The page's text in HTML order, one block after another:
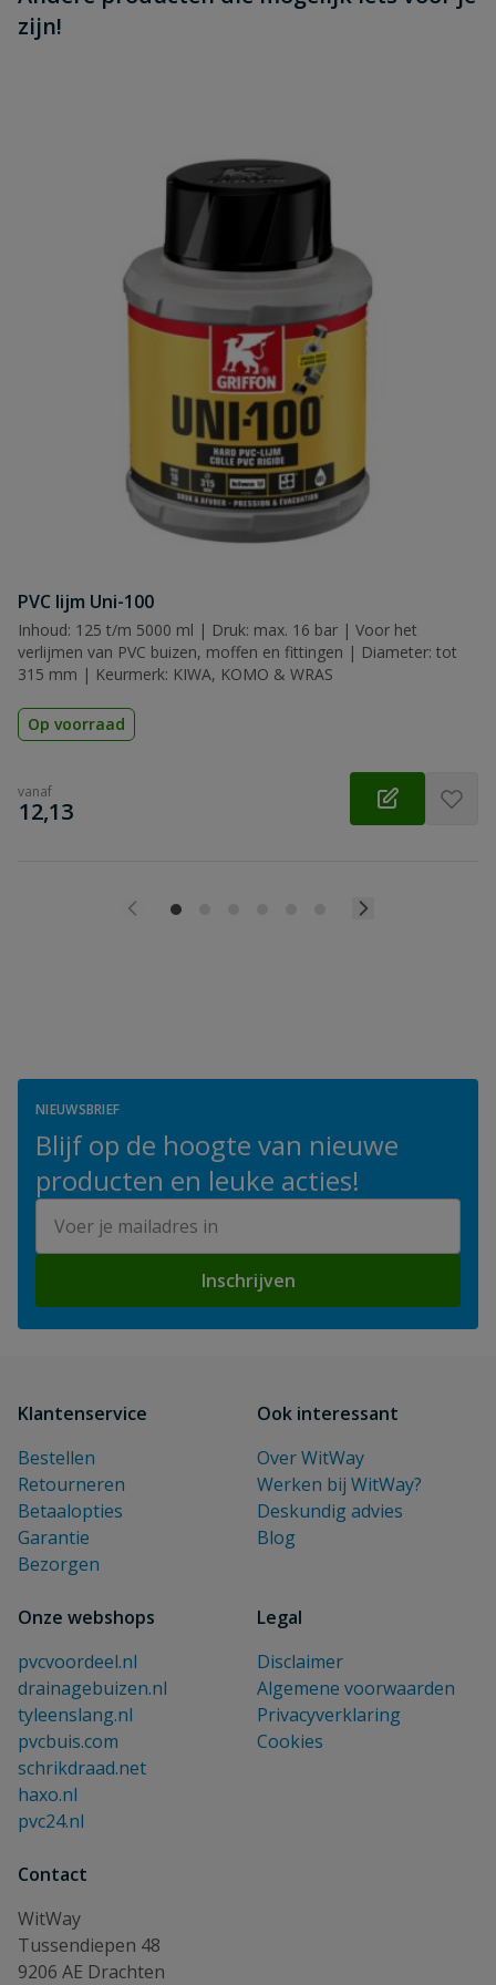
zijn!
PVC lijm Uni-100
Inhoud: 125 t/m 5000 ml | Druk: max. 16 bar | Voor het
verlijmen van PVC buizen, moffen en fittingen | Diameter: tot
315 mm | Keurmerk: KIWA, KOMO & WRAS
Op voorraad
vanaf
€
12,13
NIEUWSBRIEF
Blijf op de hoogte van nieuwe
producten en leuke acties!
Inschrijven
Klantenservice
Bestellen
Retourneren
Betaalopties
Garantie
Bezorgen
Ook interessant
Over WitWay
Werken bij WitWay?
Deskundig advies
Blog
Onze webshops
pvcvoordeel.nl
drainagebuizen.nl
tyleenslang.nl
pvcbuis.com
schrikdraad.net
haxo.nl
pvc24.nl
Legal
Disclaimer
Algemene voorwaarden
Privacyverklaring
Cookies
Contact
WitWay
Tussendiepen 48
9206 AE Drachten